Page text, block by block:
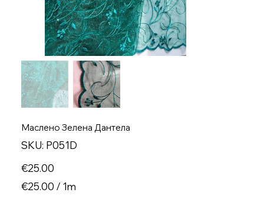
Маслено Зелена Дантела
SKU: SKU
P051D
P051D
Price
€25.00
€25.00
per
€25.00 / 1m